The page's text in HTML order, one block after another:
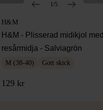
1/5
H&M
H&M - Plisserad midikjol med
resårmidja - Salviagrön
M (38-40) Gott skick
129 kr